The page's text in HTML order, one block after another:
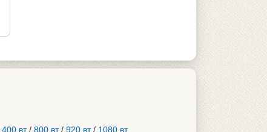
400 вт/ 800 вт/ 920 вт/ 1080 вт